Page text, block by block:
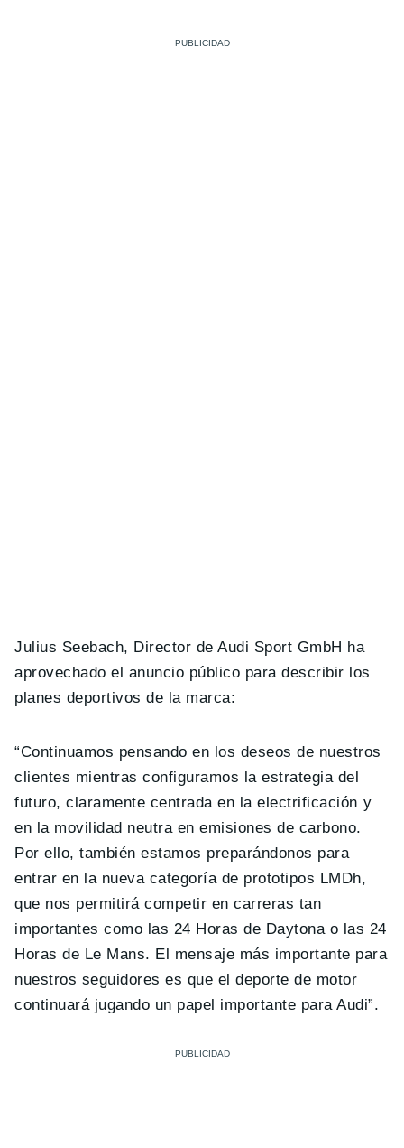
Julius Seebach, Director de Audi Sport GmbH ha
aprovechado el anuncio público para describir los
planes deportivos de la marca:
“Continuamos pensando en los deseos de nuestros
clientes mientras configuramos la estrategia del
futuro, claramente centrada en la electrificación y
en la movilidad neutra en emisiones de carbono.
Por ello, también estamos preparándonos para
entrar en la nueva categoría de prototipos LMDh,
que nos permitirá competir en carreras tan
importantes como las 24 Horas de Daytona o las 24
Horas de Le Mans. El mensaje más importante para
nuestros seguidores es que el deporte de motor
continuará jugando un papel importante para Audi”.